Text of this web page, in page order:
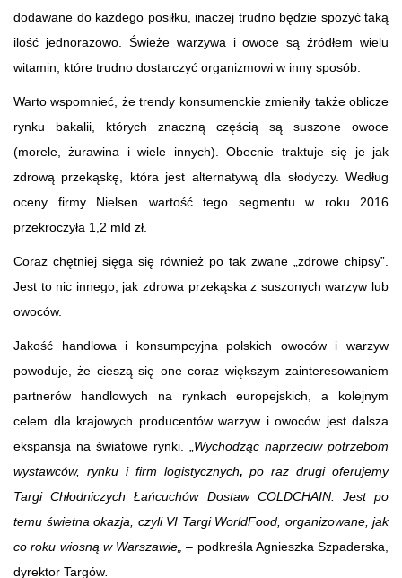
dodawane do każdego posiłku, inaczej trudno będzie spożyć taką
ilość jednorazowo. Świeże warzywa i owoce są źródłem wielu
witamin, które trudno dostarczyć organizmowi w inny sposób.
Warto wspomnieć, że trendy konsumenckie zmieniły także oblicze
rynku bakalii, których znaczną częścią są suszone owoce
(morele, żurawina i wiele innych). Obecnie traktuje się je jak
zdrową przekąskę, która jest alternatywą dla słodyczy. Według
oceny firmy Nielsen wartość tego segmentu w roku 2016
przekroczyła 1,2 mld zł.
Coraz chętniej sięga się również po tak zwane „zdrowe chipsy”.
Jest to nic innego, jak zdrowa przekąska z suszonych warzyw lub
owoców.
Jakość handlowa i konsumpcyjna polskich owoców i warzyw
powoduje, że cieszą się one coraz większym zainteresowaniem
partnerów handlowych na rynkach europejskich, a kolejnym
celem dla krajowych producentów warzyw i owoców jest dalsza
ekspansja na światowe rynki. „ Wychodząc naprzeciw potrzebom
wystawców, rynku i firm logistycznych,po raz drugi oferujemy
Targi Chłodniczych Łańcuchów Dostaw COLDCHAIN. Jest po
temu świetna okazja, czyli VI Targi WorldFood, organizowane, jak
co roku wiosną w Warszawie„ – podkreśla Agnieszka Szpaderska,
dyrektor Targów